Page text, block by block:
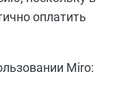
оплатить
Мirо: